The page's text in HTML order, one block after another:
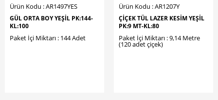
Ürün Kodu : AR1497YES
GÜL ORTA BOY YEŞİL PK:144-
KL:100
Paket İçi Miktarı : 144 Adet
Ürün Kodu : AR1207Y
ÇİÇEK TÜL LAZER KESİM YEŞİL
PK:9 MT-KL:80
Paket İçi Miktarı : 9,14 Metre
(120 adet çiçek)